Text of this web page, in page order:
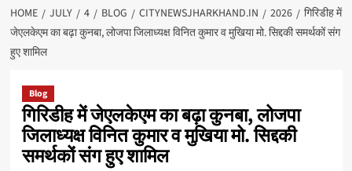
HOME JULY 4 BLOG CITYNEWSJHARKHAND.IN 2026
गिरिडीह में
जेएलकेएम का बढ़ा कुनबा, लोजपा जिलाध्यक्ष विनित कुमार व मुखिया मो. सिद्दकी समर्थकों संग
हुए शामिल
Blog
गिरिडीह में जेएलकेएम का बढ़ा कुनबा, लोजपा
जिलाध्यक्ष विनित कुमार व मुखिया मो. सिद्दकी
समर्थकों संग हुए शामिल